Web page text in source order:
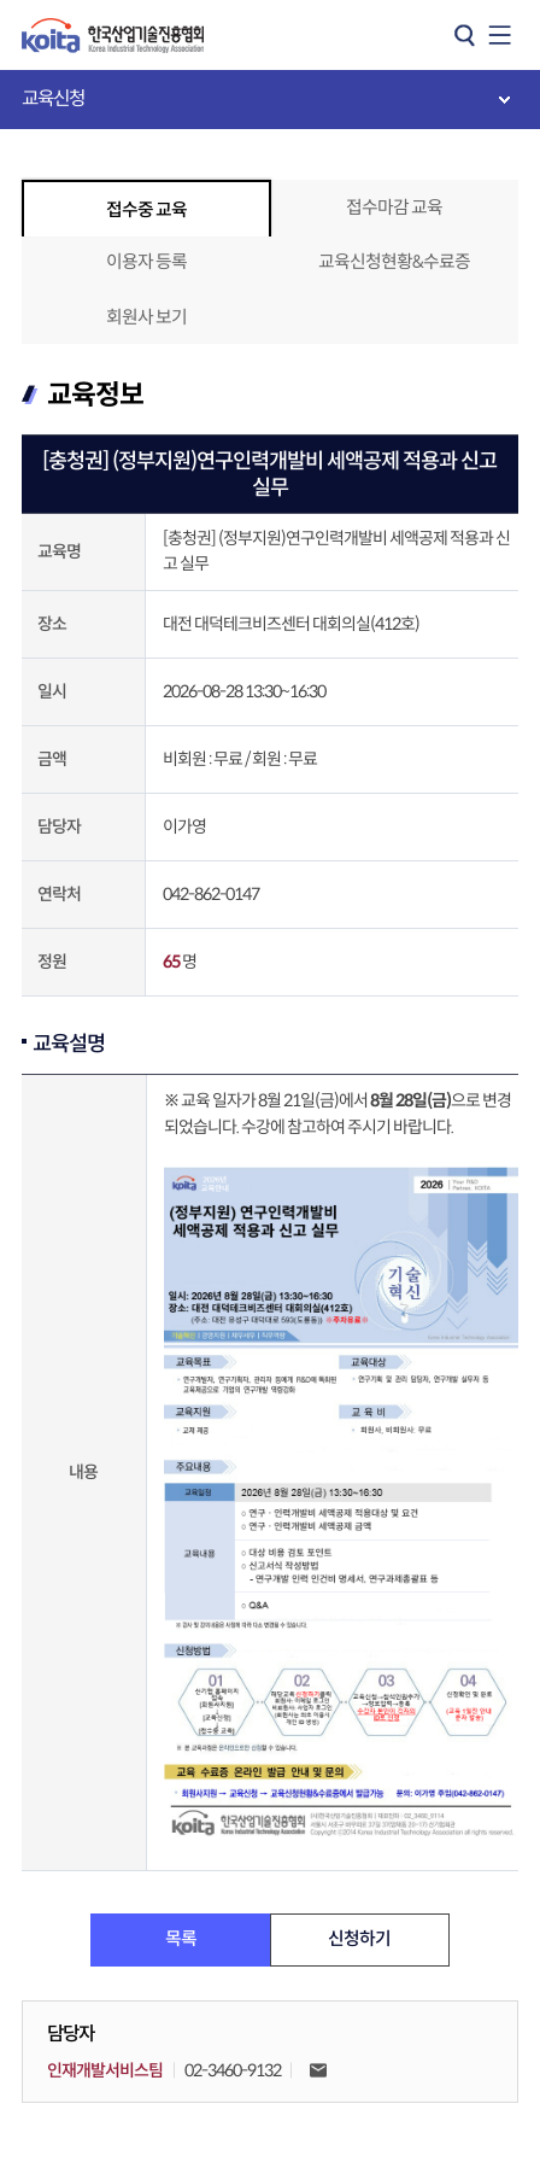
교육신청
접수중 교육 접수마감 교육
이용자 등록 교육신청현황&수료증
회원사 보기
교육정보
[충청권] (정부지원)연구인력개발비 세액공제 적용과 신고
실무
교육명
[충청권] (정부지원)연구인력개발비 세액공제 적용과 신
고 실무
장소 대전 대덕테크비즈센터 대회의실(412호)
일시 2026-08-28 13:30~16:30
금액 비회원 : 무료 /회원 : 무료
담당자 이가영
연락처 042-862-0147
정원 65명
교육설명
내용
※ 교육 일자가 8월 21일(금)에서8월 28일(금)으로 변경
되었습니다. 수강에 참고하여 주시기 바랍니다.
목록 신청하기
담당자
인재개발서비스팀 02-3460-9132